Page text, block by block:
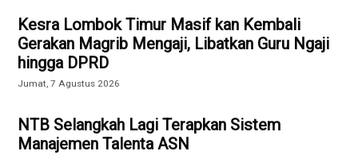
Kesra Lombok Timur Masif kan Kembali
Gerakan Magrib Mengaji, Libatkan Guru Ngaji
hingga DPRD
Jumat, 7 Agustus 2026
NTB Selangkah Lagi Terapkan Sistem
Manajemen Talenta ASN